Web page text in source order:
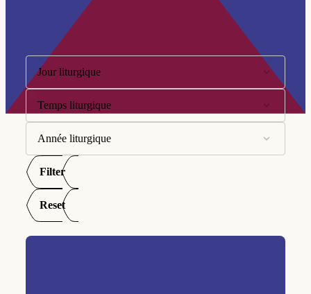
Filtre:
Jour liturgique
10ème dimanche
11ème dimanche
12ème dimanche
13ème dimanche
14ème dimanche
15ème dimanche
Temps liturgique
Avent
Carême
Pentecôte
Semaine Sainte
Année liturgique
Année A
Année B
Filter
Reset